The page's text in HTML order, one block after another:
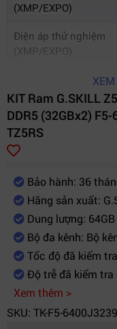
(XMP/EXPO)
Điện áp thử nghiệm
(XMP/EXPO)
Đã đăng ký/Không có
Kiểm tra lỗi (ECC)
Tốc độ SPD (Mặc định)
KIT Ram G.SKILL
DDR5 (32GBx2)
TZ5RS
Bảo hành: 36
Hãng sản xuất:
Dung lượng:
Bộ đa kênh: Bộ
Tốc độ đã kiểm
Độ trễ đã kiểm tra
Xem thêm >
SKU: TK-F5-